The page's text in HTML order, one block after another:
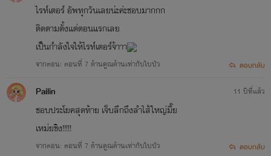
*** อาจจะดูไม่เข้าที่เข้าทางบ้างนะคะ เพราะพึ่งลงเรื่องนี้เป็นครั้ง
แรก ยอมรับทุกคำติชมนะคะ ***
ไรท์เตอร์ อัพทุกวันเลยน่ะค่ะชอบมากกก
ติดตามตั้งแต่ตอนแรกเลย
เป็้นกำลังใจให้ไรท์เตอร์จ้าาา
จากตอน: ตอนที่ 7 ด้านคูณด้านเท่ากับใบบัว ตอบกลับ
Pailin
ชอบประโยคสุดท้าย เจ็บลึกถึงลำไส้ใหญ่มึ๊ย
เหม่ยชิง!!!!!
จากตอน: ตอนที่ 7 ด้านคูณด้านเท่ากับใบบัว
11 ปีที่แล้ว
ตอบกลับ